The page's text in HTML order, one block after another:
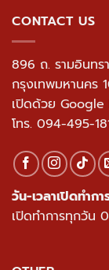
CONTACT US
896 ถ. รามอินทร
กรุงเทพมหานคร
เปิดด้วย Google
โทร. 094-495-
วัน-เวลาเปิดทำกา
เปิดทำการทุกวัน